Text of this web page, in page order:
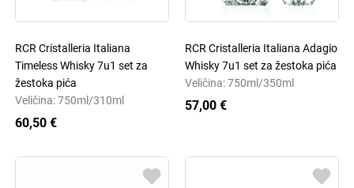
RCR Cristalleria Italiana
Timeless Whisky 7u1 set za
žestoka pića
Veličina: 750ml/310ml
60,50 €
RCR Cristalleria Italiana Adagio
Whisky 7u1 set za žestoka pića
Veličina: 750ml/350ml
57,00 €